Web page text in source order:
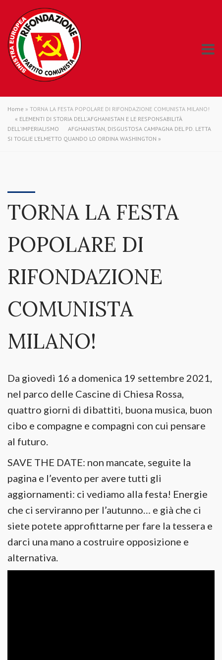
Home » TORNA LA FESTA POPOLARE DI RIFONDAZIONE COMUNISTA MILANO!
« ELEMENTI DI STORIA DELL'AFGHANISTAN E LE RESPONSABILITÀ
DELL'IMPERIALISMO
AFGHANISTAN, DISGUSTOSA CAMPAGNA DEL PD. LETTA
SI TOGLIE L’ELMETTO QUANDO LO ORDINA WASHINGTON »
TORNA LA FESTA
POPOLARE DI
RIFONDAZIONE
COMUNISTA
MILANO!
Da giovedì 16 a domenica 19 settembre 2021,
nel parco delle Cascine di Chiesa Rossa,
quattro giorni di dibattiti, buona musica, buon
cibo e compagne e compagni con cui pensare
al futuro.
SAVE THE DATE: non mancate, seguite la
pagina e l’evento per avere tutti gli
aggiornamenti: ci vediamo alla festa! Energie
che ci serviranno per l’autunno… e già che ci
siete potete approfittarne per fare la tessera e
darci una mano a costruire opposizione e
alternativa.